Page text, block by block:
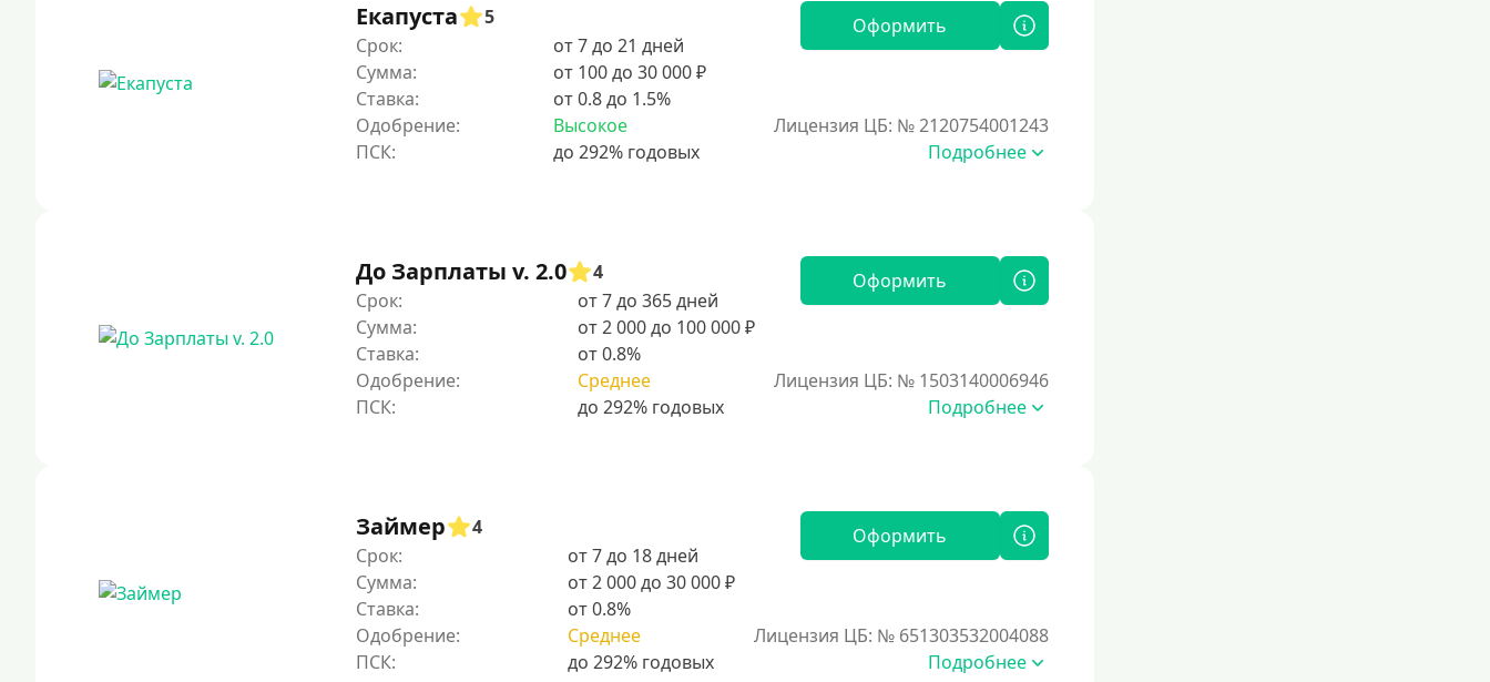
Екапуста
5
Срок:
от 7 до 21 дней
Сумма:
от 100 до 30 000 ₽
Ставка:
от 0.8 до 1.5%
Одобрение:
Высокое
Оформить
Лицензия ЦБ: № 2120754001243
Подробнее
До Зарплаты v. 2.0
4
Срок:
от 7 до 365 дней
Сумма:
от 2 000 до 100 000 ₽
Ставка:
от 0.8%
Одобрение:
Среднее
Оформить
Лицензия ЦБ: № 1503140006946
Подробнее
Займер
4
Срок:
от 7 до 18 дней
Сумма:
от 2 000 до 30 000 ₽
Ставка:
от 0.8%
Одобрение:
Среднее
Оформить
Лицензия ЦБ: № 651303532004088
Подробнее